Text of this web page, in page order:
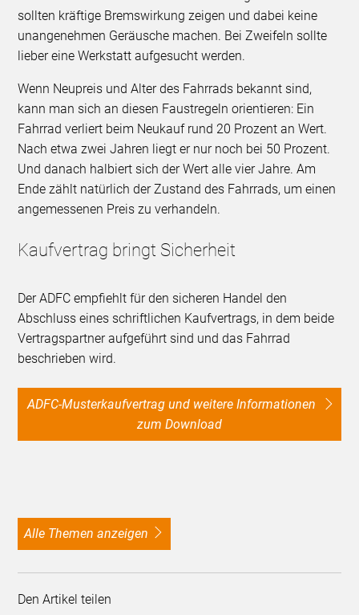
sollten kräftige Bremswirkung zeigen und dabei keine
unangenehmen Geräusche machen. Bei Zweifeln sollte
lieber eine Werkstatt aufgesucht werden.
Wenn Neupreis und Alter des Fahrrads bekannt sind,
kann man sich an diesen Faustregeln orientieren: Ein
Fahrrad verliert beim Neukauf rund 20 Prozent an Wert.
Nach etwa zwei Jahren liegt er nur noch bei 50 Prozent.
Und danach halbiert sich der Wert alle vier Jahre. Am
Ende zählt natürlich der Zustand des Fahrrads, um einen
angemessenen Preis zu verhandeln.
Kaufvertrag bringt Sicherheit
Der ADFC empfiehlt für den sicheren Handel den
Abschluss eines schriftlichen Kaufvertrags, in dem beide
Vertragspartner aufgeführt sind und das Fahrrad
beschrieben wird.
ADFC-Musterkaufvertrag und weitere Informationen
zum Download
alle Themen anzeigen
Den Artikel teilen